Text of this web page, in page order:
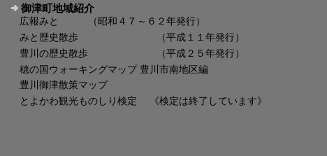
御津町地域紹介
広報みと （昭和４７～６２年発行）
みと歴史散歩 （平成１１年発行）
豊川の歴史散歩 （平成２５年発行）
穂の国ウォーキングマップ 豊川市南地区編
豊川御津散策マップ
とよかわ観光ものしり検定 《検定は終了しています》